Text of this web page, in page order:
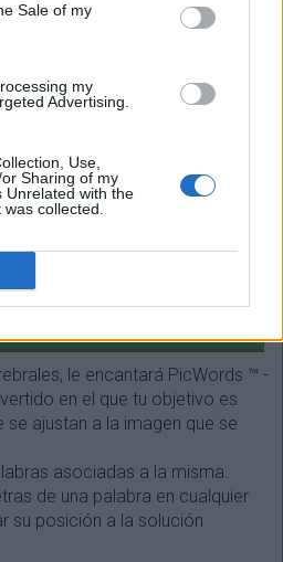
Sale of my
my
Advertising.
Use,
Sharing of my
Unrelated with the
collected.
de palabra:
le encantará PicWords ™ -
en el que tu objetivo es
ajustan a la imagen que se
asociadas a la misma.
de una palabra en cualquier
su posición a la solución